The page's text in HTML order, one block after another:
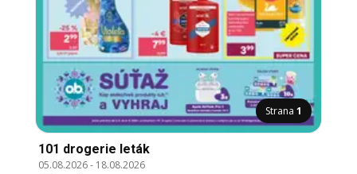
Strana 1
101 drogerie leták
05.08.2026- 18.08.2026